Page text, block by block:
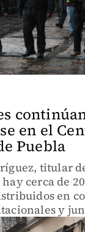
en el
Puebla
titular
cerca de
en
y